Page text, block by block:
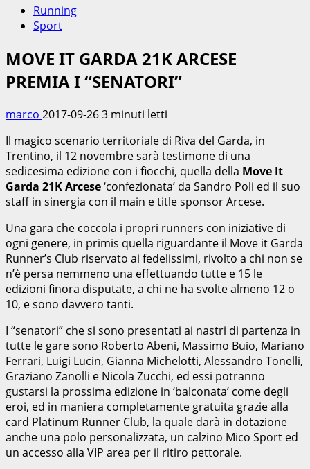
Running
Sport
MOVE IT GARDA 21K ARCESE
PREMIA I “SENATORI”
marco 2017-09-263 minuti letti
Il magico scenario territoriale di Riva del Garda, in
Trentino, il 12 novembre sarà testimone di una
sedicesima edizione con i fiocchi, quella della Move It
Garda 21K Arcese‘confezionata’ da Sandro Poli ed il suo
staff in sinergia con il main e title sponsor Arcese.
Una gara che coccola i propri runners con iniziative di
ogni genere, in primis quella riguardante il Move it Garda
Runner’s Club riservato ai fedelissimi, rivolto a chi non se
n’è persa nemmeno una effettuando tutte e 15 le
edizioni finora disputate, a chi ne ha svolte almeno 12 o
10, e sono davvero tanti.
I “senatori” che si sono presentati ai nastri di partenza in
tutte le gare sono Roberto Abeni, Massimo Buio, Mariano
Ferrari, Luigi Lucin, Gianna Michelotti, Alessandro Tonelli,
Graziano Zanolli e Nicola Zucchi, ed essi potranno
gustarsi la prossima edizione in ‘balconata’ come degli
eroi, ed in maniera completamente gratuita grazie alla
card Platinum Runner Club, la quale darà in dotazione
anche una polo personalizzata, un calzino Mico Sport ed
un accesso alla VIP area per il ritiro pettorale.